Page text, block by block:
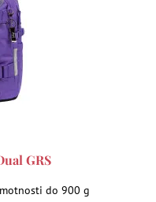
GRS
do 900 g